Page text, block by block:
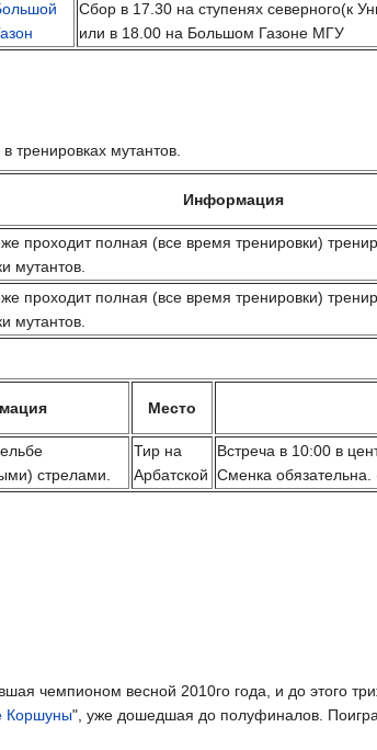
Сбор в 17.30 на ступенях северного(к
или в 18.00 на Большом Газоне МГУ
тренировках мутантов.
Информация
проходит полная (все время тренировки)
мутантов.
проходит полная (все время тренировки)
мутантов.
Место
стрелами.
Тир на
Арбатской
Встреча в 10:00 в
Сменка обязательна.
чемпионом весной 2010го года, и до этого
Коршуны", уже дошедшая до полуфиналов.